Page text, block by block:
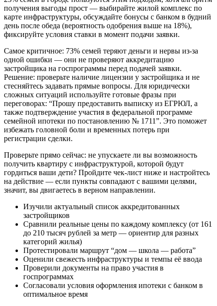
получения выгоды прост — выбирайте жилой комплекс по
карте инфраструктуры, обсуждайте бонусы с банком в будний
день после обеда (вероятность одобрения выше на 18%),
фиксируйте условия ставки в момент подачи заявки.
Самое критичное: 73% семей теряют деньги и нервы из-за
одной ошибки — они не проверяют аккредитацию
застройщика на госпрограммы перед подачей заявки.
Решение: проверьте наличие лицензии у застройщика и не
стесняйтесь задавать прямые вопросы. Для юридически
сложных ситуаций используйте готовые фразы при
переговорах: “Прошу предоставить выписку из ЕГРЮЛ, а
также подтверждение участия в федеральной программе
семейной ипотеки по постановлению № 1711”. Это поможет
избежать головной боли и временных потерь при
регистрации сделки.
Проверьте прямо сейчас: не упускаете ли вы возможность
получить квартиру с инфраструктурой, которой будут
гордиться ваши дети? Пройдите чек-лист ниже и настройтесь
на действие — если пункты совпадают с вашими целями,
значит, вы двигаетесь в верном направлении.
Изучили актуальный список аккредитованных
застройщиков
Сравнили реальные цены по каждому комплексу (от 161
до 210 тысяч рублей за метр — ориентир для разных
категорий жилья)
Протестировали маршрут “дом — школа — работа”
Оценили свежесть инфраструктуры и темпы её ввода
Проверили документы на право участия в
госпрограммах
Согласовали условия оформления ипотеки с банком в
оптимальное время